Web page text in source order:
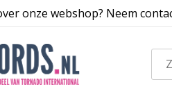
onze webshop? Neem